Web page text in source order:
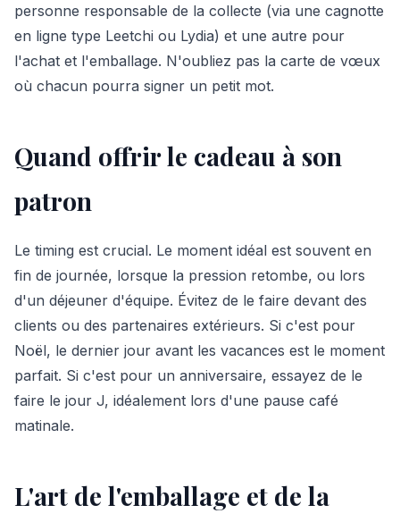
personne responsable de la collecte (via une cagnotte
en ligne type Leetchi ou Lydia) et une autre pour
l'achat et l'emballage. N'oubliez pas la carte de vœux
où chacun pourra signer un petit mot.
Quand offrir le cadeau à son
patron
Le timing est crucial. Le moment idéal est souvent en
fin de journée, lorsque la pression retombe, ou lors
d'un déjeuner d'équipe. Évitez de le faire devant des
clients ou des partenaires extérieurs. Si c'est pour
Noël, le dernier jour avant les vacances est le moment
parfait. Si c'est pour un anniversaire, essayez de le
faire le jour J, idéalement lors d'une pause café
matinale.
L'art de l'emballage et de la